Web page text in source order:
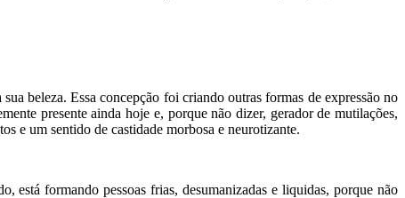
beleza. Essa concepção foi criando outras formas de expressão no
presente ainda hoje e, porque não dizer, gerador de mutilações,
e um sentido de castidade morbosa e neurotizante.
está formando pessoas frias, desumanizadas e liquidas, porque não